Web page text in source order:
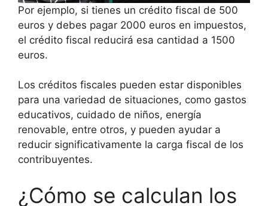
Por ejemplo, si tienes un crédito fiscal de 500
euros y debes pagar 2000 euros en impuestos,
el crédito fiscal reducirá esa cantidad a 1500
euros.
Los créditos fiscales pueden estar disponibles
para una variedad de situaciones, como gastos
educativos, cuidado de niños, energía
renovable, entre otros, y pueden ayudar a
reducir significativamente la carga fiscal de los
contribuyentes.
¿Cómo se calculan los